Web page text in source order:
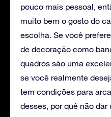
pouco mais pessoal,
muito bem o gosto do
escolha. Se você
de decoração como
quadros são uma
se você realmente
tem condições para
desses, por quê não